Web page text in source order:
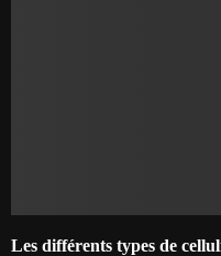
Les différents types de